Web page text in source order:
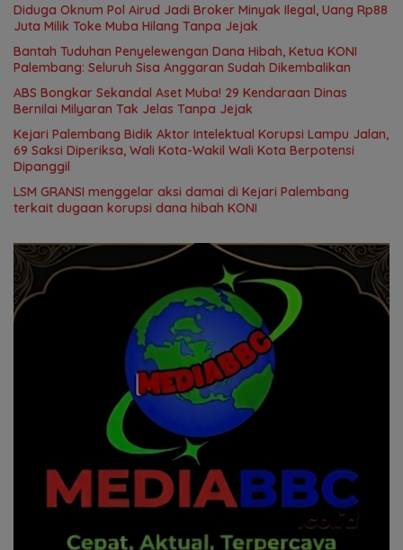
Diduga Oknum Pol Airud Jadi Broker Minyak Ilegal, Uang Rp88
Juta Milik Toke Muba Hilang Tanpa Jejak
Bantah Tuduhan Penyelewengan Dana Hibah, Ketua KONI
Palembang: Seluruh Sisa Anggaran Sudah Dikembalikan
ABS Bongkar Sekandal Aset Muba! 29 Kendaraan Dinas
Bernilai Milyaran Tak Jelas Tanpa Jejak
Kejari Palembang Bidik Aktor Intelektual Korupsi Lampu Jalan,
69 Saksi Diperiksa, Wali Kota-Wakil Wali Kota Berpotensi
Dipanggil
LSM GRANSI menggelar aksi damai di Kejari Palembang
terkait dugaan korupsi dana hibah KONI